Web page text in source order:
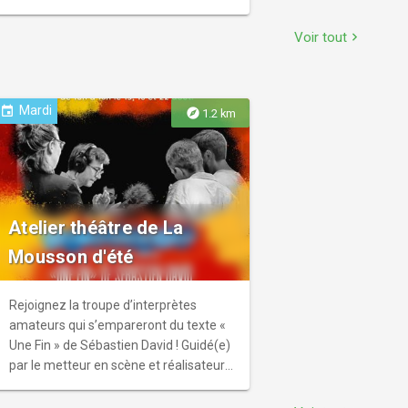
certains des sentiers peuvent être
Voir tout chevron_right
explore1.2 km
event Mardi
Atelier théâtre de La
Mousson d'été
Rejoignez la troupe d’interprètes
amateurs qui s’empareront du texte «
Une Fin » de Sébastien David ! Guidé(e)
par le metteur en scène et réalisateur